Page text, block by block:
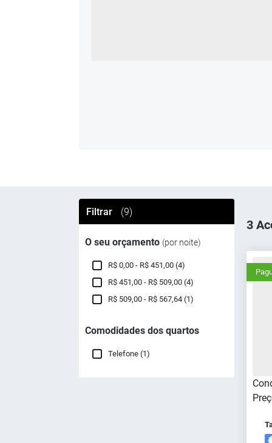
Filtrar (9)
O seu orçamento (por noite)
R$ 0,00 - R$ 451,00 (4)
R$ 451,00 - R$ 509,00 (4)
R$ 509,00 - R$ 567,64 (1)
Comodidades dos quartos
Telefone (1)
3